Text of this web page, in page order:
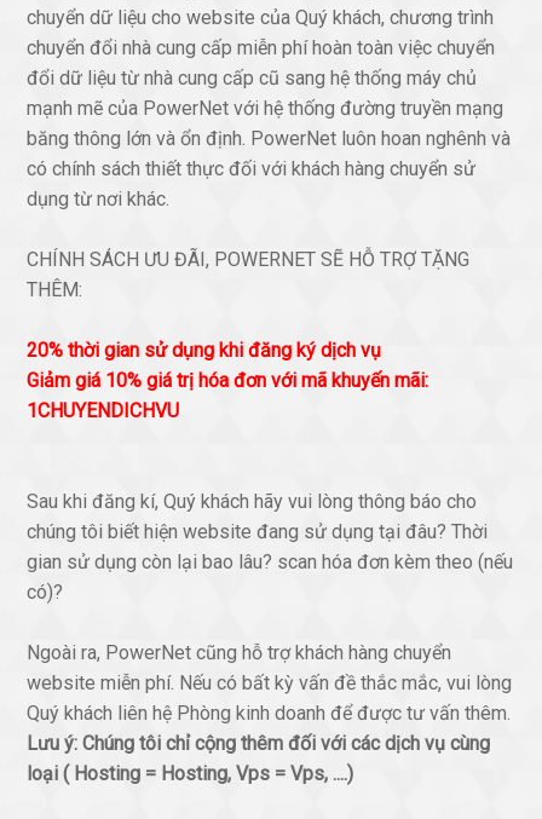
chuyển dữ liệu cho website của Quý khách, chương trình
chuyển đổi nhà cung cấp miễn phí hoàn toàn việc chuyển
đổi dữ liệu từ nhà cung cấp cũ sang hệ thống máy chủ
mạnh mẽ của PowerNet với hệ thống đường truyền mạng
băng thông lớn và ổn định. PowerNet luôn hoan nghênh và
có chính sách thiết thực đối với khách hàng chuyển sử
dụng từ nơi khác.
CHÍNH SÁCH ƯU ĐÃI, POWERNET SẼ HỖ TRỢ TẶNG
THÊM:
20% thời gian sử dụng khi đăng ký dịch vụ
Giảm giá 10% giá trị hóa đơn với mã khuyến mãi:
1CHUYENDICHVU
Sau khi đăng kí, Quý khách hãy vui lòng thông báo cho
chúng tôi biết hiện website đang sử dụng tại đâu? Thời
gian sử dụng còn lại bao lâu? scan hóa đơn kèm theo (nếu
có)?
Ngoài ra, PowerNet cũng hỗ trợ khách hàng chuyển
website miễn phí. Nếu có bất kỳ vấn đề thắc mắc, vui lòng
Quý khách liên hệ Phòng kinh doanh để được tư vấn thêm.
Lưu ý: Chúng tôi chỉ cộng thêm đối với các dịch vụ cùng
loại ( Hosting = Hosting, Vps = Vps, ....)